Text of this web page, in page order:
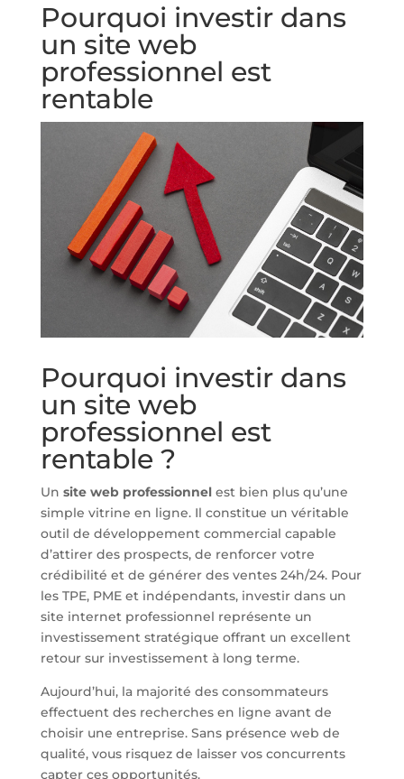
Pourquoi investir dans
un site web
professionnel est
rentable
Pourquoi investir dans
un site web
professionnel est
rentable ?
Un site web professionnelest bien plus qu’une
simple vitrine en ligne. Il constitue un véritable
outil de développement commercial capable
d’attirer des prospects, de renforcer votre
crédibilité et de générer des ventes 24h/24. Pour
les TPE, PME et indépendants, investir dans un
site internet professionnel représente un
investissement stratégique offrant un excellent
retour sur investissement à long terme.
Aujourd’hui, la majorité des consommateurs
effectuent des recherches en ligne avant de
choisir une entreprise. Sans présence web de
qualité, vous risquez de laisser vos concurrents
capter ces opportunités.